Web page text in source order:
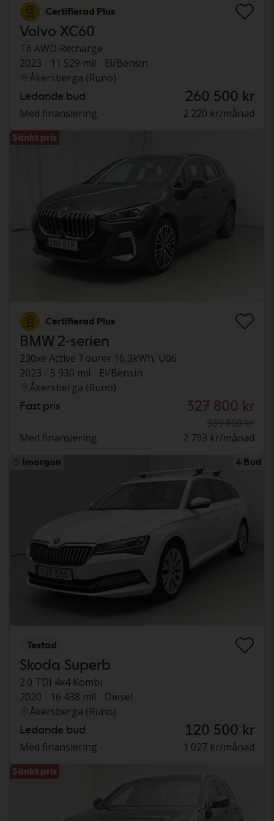
Certifierad Plus
Volvo XC60
T6 AWD Recharge
2023
11 529 mil
El/Bensin
Åkersberga (Runö)
Ledande bud 260 500 kr
Med finansiering 2 220 kr/månad
Sänkt pris
Certifierad Plus
BMW 2-serien
230xe Active Tourer 16,3kWh, U06
2023
5 930 mil
El/Bensin
Åkersberga (Runö)
Fast pris 327 800 kr
339 800 kr
Med finansiering
2 793 kr/månad
Imorgon 4 Bud
Testad
Skoda Superb
2.0 TDI 4x4 Kombi
2020
16 438 mil
Diesel
Åkersberga (Runö)
Ledande bud 120 500 kr
Med finansiering 1 027 kr/månad
Sänkt pris